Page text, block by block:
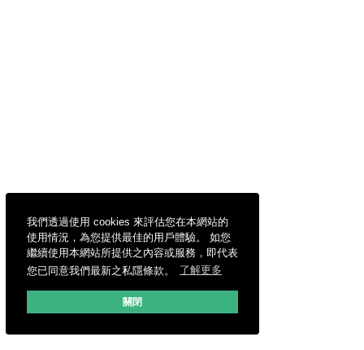
我們透過使用 cookies 來評估您在本網站的
使用情況，為您提供最佳的用戶體驗。 如您
繼續使用本網站所提供之內容或服務，即代表
您已同意我們最新之私隱條款。
了解更多
關閉